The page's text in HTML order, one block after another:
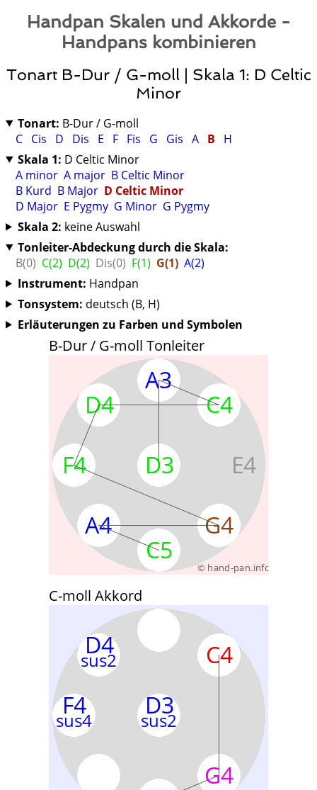
Handpan Skalen und Akkorde -
Handpans kombinieren
Tonart B-Dur / G-moll | Skala 1: D Celtic
Minor
Tonart: B-Dur / G-moll
C Cis D Dis E F Fis G Gis A B
H
Skala 1: D Celtic Minor
A minor A major B Celtic Minor
B Kurd B Major D Celtic Minor
D Major E Pygmy G Minor G Pygmy
Skala 2: keine Auswahl
Tonleiter-Abdeckung durch die Skala:
B(0) C(2) D(2) Dis(0) F(1) G(1) A(2)
Instrument: Handpan
Tonsystem: deutsch (B, H)
Erläuterungen zu Farben und Symbolen
B-Dur / G-moll Tonleiter
C-moll Akkord